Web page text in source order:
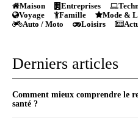
Maison Entreprises
Voyage
Famille Mode &
Auto / Moto
Loisirs
Derniers articles
Comment mieux comprendre le
santé ?